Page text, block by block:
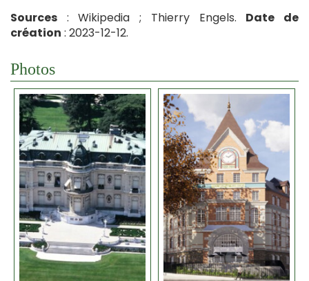
Sources : Wikipedia ; Thierry Engels. Date de
création : 2023-12-12.
Photos